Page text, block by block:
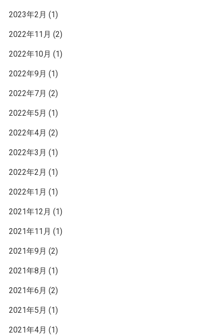
2023年2月 (1)
2022年11月 (2)
2022年10月 (1)
2022年9月 (1)
2022年7月 (2)
2022年5月 (1)
2022年4月 (2)
2022年3月 (1)
2022年2月 (1)
2022年1月 (1)
2021年12月 (1)
2021年11月 (1)
2021年9月 (2)
2021年8月 (1)
2021年6月 (2)
2021年5月 (1)
2021年4月 (1)